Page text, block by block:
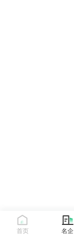
首页 名企